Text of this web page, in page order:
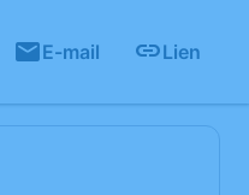
E-mail Lien